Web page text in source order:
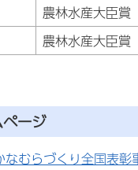
農林水産大臣賞
農林水産大臣賞
ージ
むらづくり全国表彰